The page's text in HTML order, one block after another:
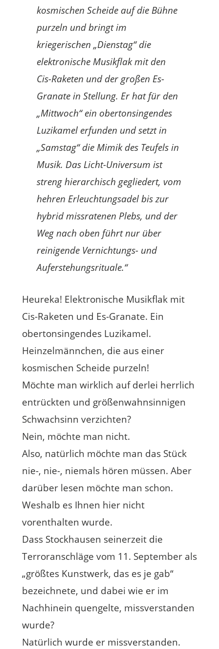
kosmischen Scheide auf die Bühne
purzeln und bringt im
kriegerischen „Dienstag“ die
elektronische Musikflak mit den
Cis-Raketen und der großen Es-
Granate in Stellung. Er hat für den
„Mittwoch“ ein obertonsingendes
Luzikamel erfunden und setzt in
„Samstag“ die Mimik des Teufels in
Musik. Das Licht-Universum ist
streng hierarchisch gegliedert, vom
hehren Erleuchtungsadel bis zur
hybrid missratenen Plebs, und der
Weg nach oben führt nur über
reinigende Vernichtungs- und
Auferstehungsrituale.“
Heureka! Elektronische Musikflak mit
Cis-Raketen und Es-Granate. Ein
obertonsingendes Luzikamel.
Heinzelmännchen, die aus einer
kosmischen Scheide purzeln!
Möchte man wirklich auf derlei herrlich
entrückten und größenwahnsinnigen
Schwachsinn verzichten?
Nein, möchte man nicht.
Also, natürlich möchte man das Stück
nie-, nie-, niemals hören müssen. Aber
darüber lesen möchte man schon.
Weshalb es Ihnen hier nicht
vorenthalten wurde.
Dass Stockhausen seinerzeit die
Terroranschläge vom 11. September als
„größtes Kunstwerk, das es je gab“
bezeichnete, und dabei wie er im
Nachhinein quengelte, missverstanden
wurde?
Natürlich wurde er missverstanden.